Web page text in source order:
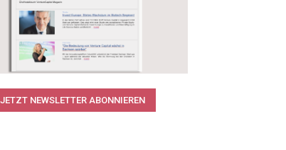
JETZT NEWSLETTER ABONNIEREN